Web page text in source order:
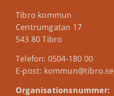
Tibro kommun
Centrumgatan 17
543 80 Tibro
Telefon: 0504-180 00
E-post: kommun@tibro.se
Organisationsnummer: